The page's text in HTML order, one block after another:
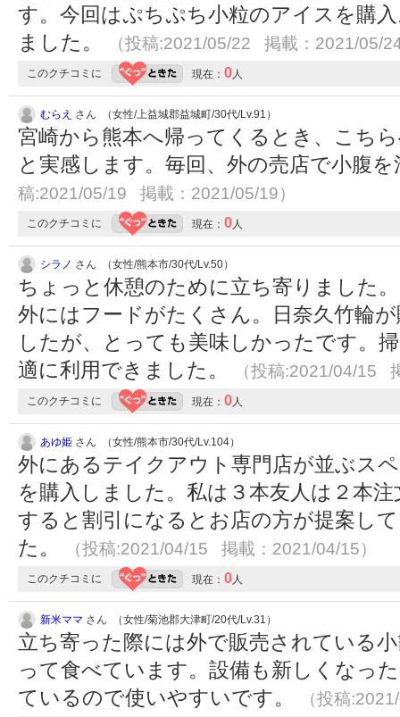
す。今回はぷちぷち小粒のアイスを購
ました。
（投稿:2021/05/22 掲載：2021/05/
このクチコミに 現在： 0人
むらえ さん （女性/上益城郡益城町/30代/Lv.91）
宮崎から熊本へ帰ってくるとき、こち
と実感します。毎回、外の売店で小腹
稿:2021/05/19 掲載：2021/05/19）
このクチコミに 現在： 0人
シラノ さん （女性/熊本市/30代/Lv.50）
ちょっと休憩のために立ち寄りました
外にはフードがたくさん。日奈久竹輪
したが、とっても美味しかったです。
適に利用できました。
（投稿:2021/04/15
このクチコミに 現在： 0人
あゆ姫 さん （女性/熊本市/30代/Lv.104）
外にあるテイクアウト専門店が並ぶス
を購入しました。私は３本友人は２本
すると割引になるとお店の方が提案し
た。
（投稿:2021/04/15 掲載：2021/04/15）
このクチコミに 現在： 0人
新米ママ さん （女性/菊池郡大津町/20代/Lv.31）
立ち寄った際には外で販売されている
って食べています。設備も新しくなっ
ているので使いやすいです。
（投稿